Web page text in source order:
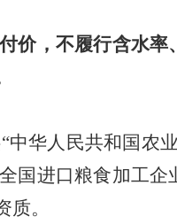
价，不履行含水
华人民共和国农
国进口粮食加工
。